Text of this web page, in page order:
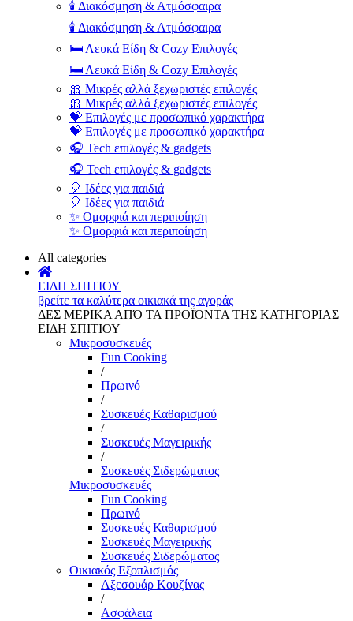
🕯️ Διακόσμηση & Ατμόσφαιρα
🕯️ Διακόσμηση & Ατμόσφαιρα
🛏️ Λευκά Είδη & Cozy Επιλογές
🛏️ Λευκά Είδη & Cozy Επιλογές
🎀 Μικρές αλλά ξεχωριστές επιλογές
🎀 Μικρές αλλά ξεχωριστές επιλογές
💝 Επιλογές με προσωπικό χαρακτήρα
💝 Επιλογές με προσωπικό χαρακτήρα
🎧 Tech επιλογές & gadgets
🎧 Tech επιλογές & gadgets
🎈 Ιδέες για παιδιά
🎈 Ιδέες για παιδιά
✨ Ομορφιά και περιποίηση
✨ Ομορφιά και περιποίηση
All categories
ΕΙΔΗ ΣΠΙΤΙΟΥ
βρείτε τα καλύτερα οικιακά της αγοράς
ΔΕΣ ΜΕΡΙΚΑ ΑΠΌ ΤΑ ΠΡΟΪΌΝΤΑ ΤΗΣ ΚΑΤΗΓΟΡΙΑΣ
ΕΙΔΗ ΣΠΙΤΙΟΥ
Μικροσυσκευές
Fun Cooking
/
Πρωινό
/
Συσκευές Καθαρισμού
/
Συσκευές Μαγειρικής
/
Συσκευές Σιδερώματος
Μικροσυσκευές
Fun Cooking
Πρωινό
Συσκευές Καθαρισμού
Συσκευές Μαγειρικής
Συσκευές Σιδερώματος
Οικιακός Εξοπλισμός
Αξεσουάρ Κουζίνας
/
Ασφάλεια